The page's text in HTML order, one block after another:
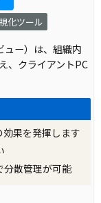
化ツール
ー）は、組織内
、クライアントPC
果を発揮します
分散管理が可能